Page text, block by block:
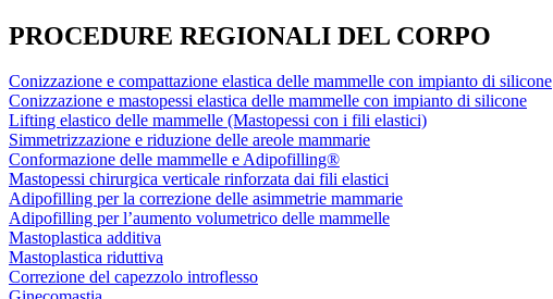
PROCEDURE REGIONALI DEL CORPO
Conizzazione e compattazione elastica delle mammelle con impianto di silicone
Conizzazione e mastopessi elastica delle mammelle con impianto di silicone
Lifting elastico delle mammelle (Mastopessi con i fili elastici)
Simmetrizzazione e riduzione delle areole mammarie
Conformazione delle mammelle e Adipofilling®
Mastopessi chirurgica verticale rinforzata dai fili elastici
Adipofilling per la correzione delle asimmetrie mammarie
Adipofilling per l’aumento volumetrico delle mammelle
Mastoplastica additiva
Mastoplastica riduttiva
Correzione del capezzolo introflesso